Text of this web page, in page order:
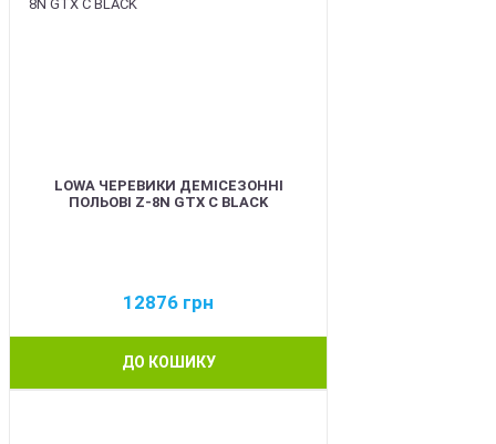
LOWA ЧЕРЕВИКИ ДЕМІСЕЗОННІ
ПОЛЬОВІ Z-8N GTX C BLACK
12876 грн
ДО КОШИКУ